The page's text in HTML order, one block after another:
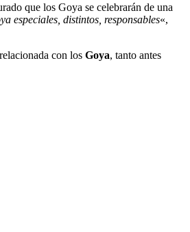
que los Goya se celebrarán de una
especiales, distintos, responsables«,
con los Goya, tanto antes